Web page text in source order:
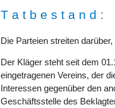
T a t b e s t a n d :
Die Parteien streiten
Der Kläger steht seit dem
eingetragenen Vereins, der
Interessen gegenüber den
Geschäftsstelle des